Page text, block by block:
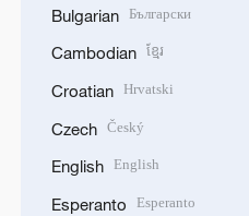
Bulgarian Български
Cambodian ខ្មែរ
Croatian Hrvatski
Czech Český
English English
Esperanto Esperanto